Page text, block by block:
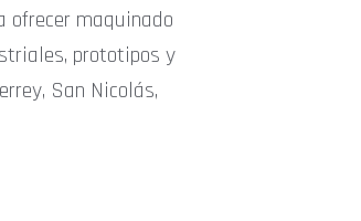
ofrecer maquinado
prototipos y
San Nicolás,